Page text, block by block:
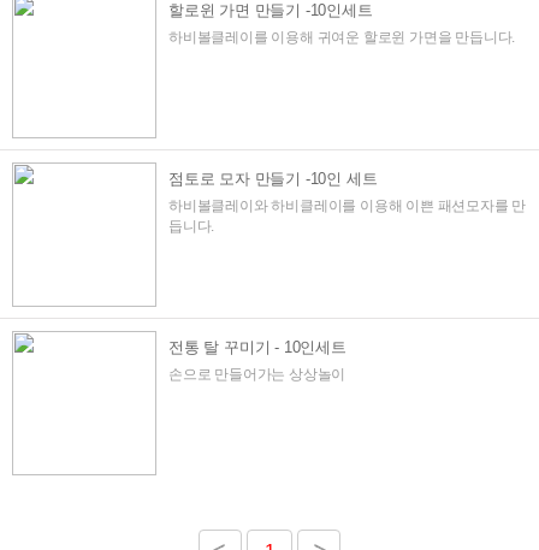
할로윈 가면 만들기 -10인세트
하비볼클레이를 이용해 귀여운 할로윈 가면을 만듭니다.
점토로 모자 만들기 -10인 세트
하비볼클레이와 하비클레이를 이용해 이쁜 패션모자를 만
듭니다.
전통 탈 꾸미기 - 10인세트
손으로 만들어가는 상상놀이